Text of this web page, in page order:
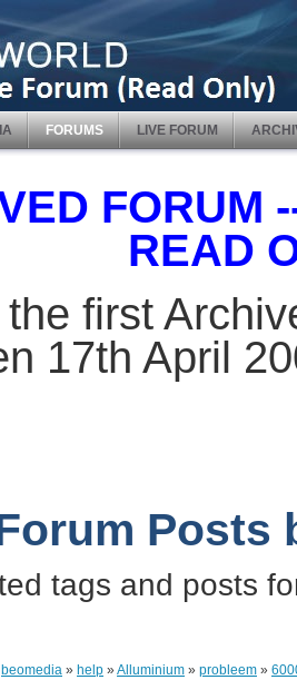
FORUMS LIVE FORUM
FORUM
READ
first
17th April
Posts
tags and posts
beomedia » help »Alluminium » probleem »